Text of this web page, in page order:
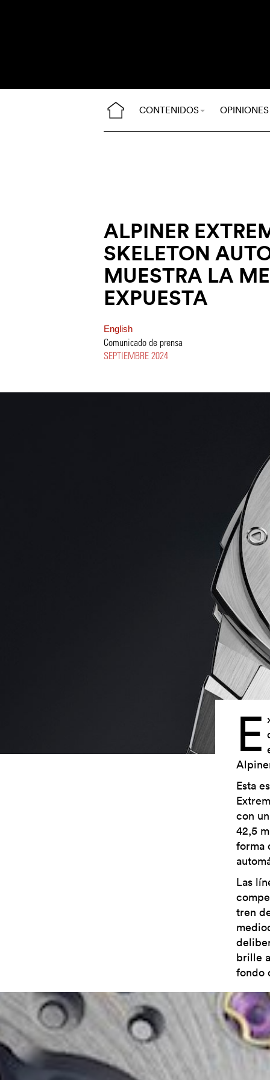
CONTENIDOS OPINIONES
ALPINER
SKELETON
MUESTRA LA
EXPUESTA
English
Comunicado de prensa
SEPTIEMBRE 2024
E
Esta
con
42,5
forma
Las
tren
brille
fondo